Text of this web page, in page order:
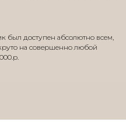
был доступен абсолютно всем,
на совершенно любой